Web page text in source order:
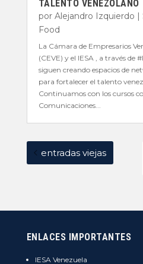
TALENTO VENEZOLANO
por Alejandro Izquierdo |
Food
La Cámara de Empresarios
(CEVE) y el IESA , a través de
siguen creando espacios de
para fortalecer el talento
Continuamos con los cursos
Comunicaciones...
entradas viejas
ENLACES IMPORTANTES
IESA Venezuela